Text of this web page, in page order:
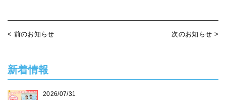
< 前のお知らせ 次のお知らせ >
新着情報
2026/07/31